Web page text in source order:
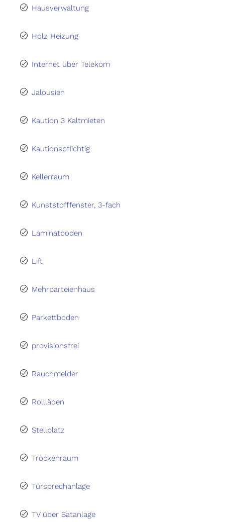
Hausverwaltung
Holz Heizung
Internet über Telekom
Jalousien
Kaution 3 Kaltmieten
Kautionspflichtig
Kellerraum
Kunststofffenster, 3-fach
Laminatboden
Lift
Mehrparteienhaus
Parkettboden
provisionsfrei
Rauchmelder
Rollläden
Stellplatz
Trockenraum
Türsprechanlage
TV über Satanlage